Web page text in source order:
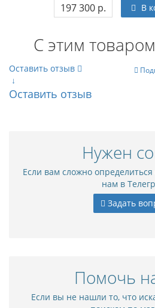
197 300 р. В
С этим
Оставить отзыв
↓
Оставить отзыв
Нужен
Если вам сложно
нам в
Задать
Помочь
Если вы не нашли то, что